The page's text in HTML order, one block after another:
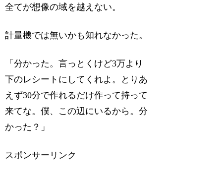
全てが想像の域を越えない。
計量機では無いかも知れなかった。
「分かった。言っとくけど3万より
下のレシートにしてくれよ。とりあ
えず30分で作れるだけ作って持って
来てな。僕、この辺にいるから。分
かった？」
スポンサーリンク